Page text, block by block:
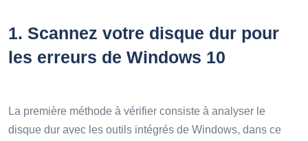
1. Scannez votre disque dur pour
les erreurs de Windows 10
La première méthode à vérifier consiste à analyser le
disque dur avec les outils intégrés de Windows, dans ce